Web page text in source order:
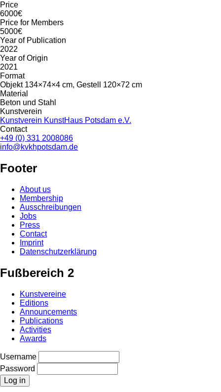
Price
6000€
Price for Members
5000€
Year of Publication
2022
Year of Origin
2021
Format
Objekt 134×74×4 cm, Gestell 120×72 cm
Material
Beton und Stahl
Kunstverein
Kunstverein KunstHaus Potsdam e.V.
Contact
+49 (0) 331 2008086
info@kvkhpotsdam.de
Footer
About us
Membership
Ausschreibungen
Jobs
Press
Contact
Imprint
Datenschutzerklärung
Fußbereich 2
Kunstvereine
Editions
Announcements
Publications
Activities
Awards
Username
Password